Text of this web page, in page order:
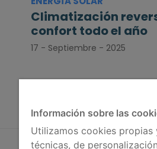
Climatización
confort todo el año
17 - Septiembre - 2025
Información sobre las
Utilizamos cookies
técnicas, de